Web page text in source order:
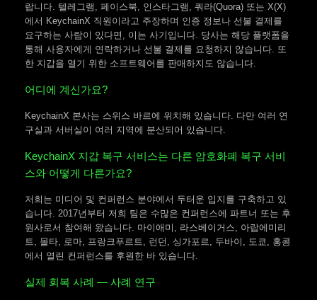
랍니다. 텔레그램, 페이스북, 인스타그램, 쿼라(Quora) 또는 X(X)
에서 KeychainX 직원이라고 주장하며 인증 정보나 선불 결제를
요구하는 사람이 있다면, 이는 사기입니다. 당사는 해당 플랫폼을
통해 사용자에게 연락하거나 선불 결제를 요청하지 않습니다. 또
한 지갑을 열기 위한 소프트웨어를 판매하지도 않습니다.
어디에 계신가요?
KeychainX 본사는 스위스 바르에 위치해 있습니다. 다만 여러 연
구실과 서버실이 여러 지역에 분산되어 있습니다.
KeychainX 지갑 복구 서비스는 다른 암호화폐 복구 서비
스와 어떻게 다른가요?
저희는 미디어 및 컨퍼런스 분야에서 두터운 입지를 구축하고 있
습니다. 2017년부터 저희 팀은 수많은 컨퍼런스에 파트너 또는 후
원사로서 참여해 왔습니다. 마이애미, 라스베이거스, 아랍에미리
트, 몰타, 로마, 프랑크푸르트, 런던, 싱가포르, 두바이, 도쿄, 홍콩
에서 열린 컨퍼런스를 후원한 바 있습니다.
실제 회복 사례 — 사례 연구